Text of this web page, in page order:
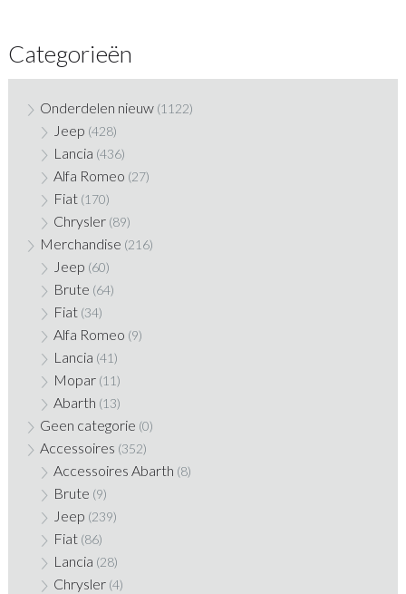
Categorieën
Onderdelen nieuw (1122)
Jeep (428)
Lancia (436)
Alfa Romeo (27)
Fiat (170)
Chrysler (89)
Merchandise (216)
Jeep (60)
Brute (64)
Fiat (34)
Alfa Romeo (9)
Lancia (41)
Mopar (11)
Abarth (13)
Geen categorie (0)
Accessoires (352)
Accessoires Abarth (8)
Brute (9)
Jeep (239)
Fiat (86)
Lancia (28)
Chrysler (4)